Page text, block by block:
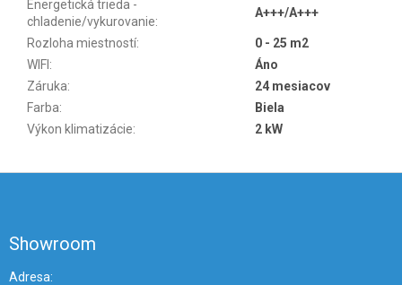
Energetická trieda -
chladenie/vykurovanie:
A+++/A+++
Rozloha miestností:
0 - 25 m2
WIFI :
Áno
Záruka:
24 mesiacov
Farba:
Biela
Výkon klimatizácie: 2 kW
Showroom
Adresa: